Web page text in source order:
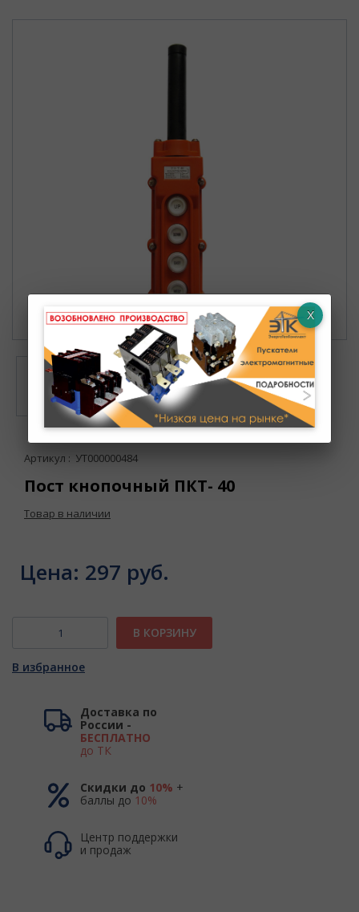
Артикул : УТ000000484
Пост кнопочный ПКТ- 40
Товар в наличии
Цена: 297 руб.
В КОРЗИНУ
В избранное
Доставка по
России -
БЕСПЛАТНО
до ТК
Скидки до 10% +
баллы до 10%
Центр поддержки
и продаж